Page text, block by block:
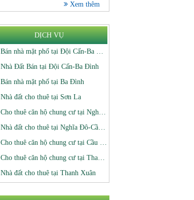
Xem thêm
DỊCH VỤ
Bán nhà mặt phố tại Đội Cấn-Ba Đình
Nhà Đất Bán tại Đội Cấn-Ba Đình
Bán nhà mặt phố tại Ba Đình
Nhà đất cho thuê tại Sơn La
Cho thuê căn hộ chung cư tại Nghĩa Đô-Cầu Giấy
Nhà đất cho thuê tại Nghĩa Đô-Cầu Giấy
Cho thuê căn hộ chung cư tại Cầu Giấy
Cho thuê căn hộ chung cư tại Thanh Xuân
Nhà đất cho thuê tại Thanh Xuân